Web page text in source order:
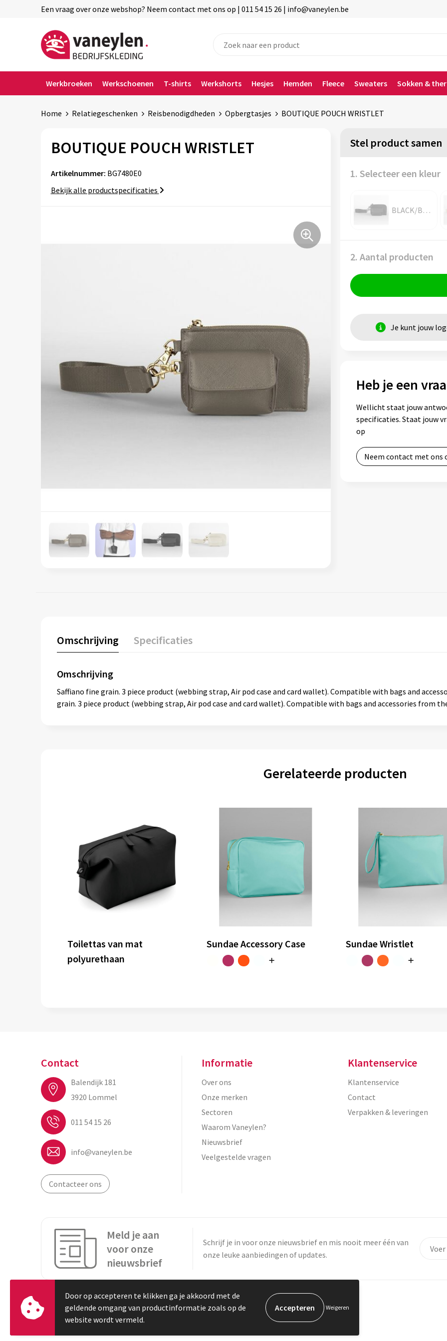
Een vraag over onze webshop? Neem contact met ons op | 011 54 15 26 | info@vaneylen.be
Werkbroeken Werkschoenen T-shirts Werkshorts Hesjes Hemden Fleece Sweaters Sokken &
Home Relatiegeschenken Reisbenodigdheden Opbergtasjes BOUTIQUE POUCH WRISTLET
BOUTIQUE POUCH WRISTLET
Artikelnummer: BG7480E0
Bekijk alle productspecificaties
Stel product samen
1. Selecteer een kleur
BLACK/BLACK
2. Aantal producten
Je kunt jouw
Heb je een
Wellicht staat jouw
specificaties. Staat jouw
op
Neem contact met ons
Omschrijving Specificaties
Omschrijving
Saffiano fine grain. 3 piece product (webbing strap, Air pod case and card wallet). Compatible with bags and
grain. 3 piece product (webbing strap, Air pod case and card wallet). Compatible with bags and accessories from
Gerelateerde producten
Toilettas van mat
polyurethaan
Sundae Accessory Case Sundae Wristlet
Contact
Balendijk 181
3920 Lommel
011 54 15 26
info@vaneylen.be
Contacteer ons
Informatie
Over ons
Onze merken
Sectoren
Waarom Vaneylen?
Nieuwsbrief
Veelgestelde vragen
Klantenservice
Klantenservice
Contact
Verpakken & leveringen
Meld je aan
voor onze
nieuwsbrief
Schrijf je in voor onze nieuwsbrief en mis nooit meer één van
onze leuke aanbiedingen of updates.
© Copyright Vaneylen 2023
Door op accepteren te klikken ga je akkoord met de
geldende omgang van productinformatie zoals op de
website wordt vermeld.
Weigeren